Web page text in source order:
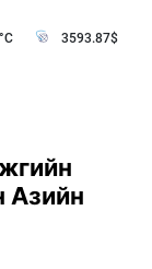
3593.87$
Азийн